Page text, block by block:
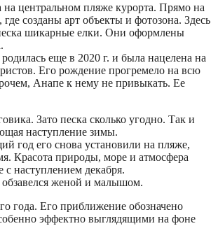
центральном пляже курорта. Прямо на
созданы арт объекты и фотозона. Здесь
шикарные елки. Они оформлены
еще в 2020 г. и была нацелена на
Его рождение прогремело на всю
Анапе к нему не привыкать. Ее
Зато песка сколько угодно. Так и
наступление зимы.
год его снова установили на пляже,
Красота природы, море и атмосфера
наступлением декабря.
женой и малышом.
года. Его приближение обозначено
эффектно выглядящими на фоне